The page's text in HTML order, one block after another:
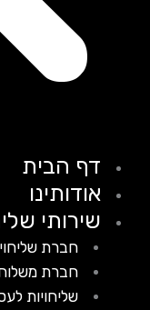
דף הבית
אודותינו
שירותי
חברת שליחויות
חברת משלוחים
שליחויות לעסקים